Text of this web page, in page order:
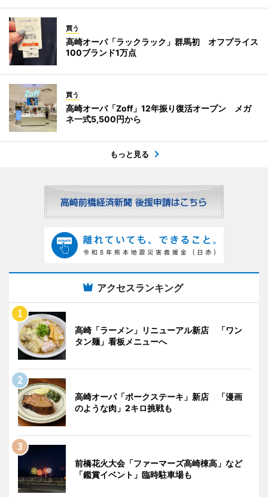
買う
高崎オーパ「ラックラック」群馬初 オフプライス
100ブランド1万点
買う
高崎オーパ「Zoff」12年振り復活オープン メガ
ネ一式5,500円から
もっと見る
アクセスランキング
高崎「ラーメン」リニューアル新店 「ワン
タン麺」看板メニューへ
高崎オーパ「ポークステーキ」新店 「漫画
のような肉」2キロ挑戦も
前橋花火大会「ファーマーズ高崎棟高」など
「鑑賞イベント」臨時駐車場も